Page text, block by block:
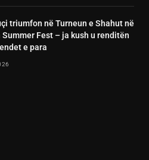
triumfon në Turneun e Shahut në
Summer Fest – ja kush u renditën
e para